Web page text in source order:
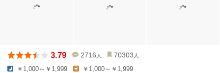
3.79 2716 人 70303 人
￥1,000～￥1,999 ￥1,000～￥1,999